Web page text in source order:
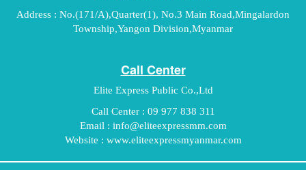
Address : No.(171/A),Quarter(1), No.3 Main Road,Mingalardon
Township,Yangon Division,Myanmar
Call Center
Elite Express Public Co.,Ltd
Call Center : 09 977 838 311
Email : info@eliteexpressmm.com
Website : www.eliteexpressmyanmar.com